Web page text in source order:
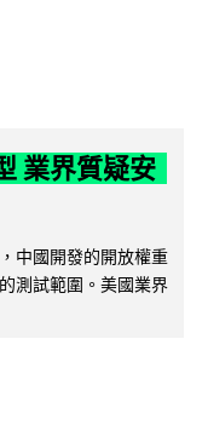
業界質疑安
中國開發的開放權重
測試範圍。美國業界